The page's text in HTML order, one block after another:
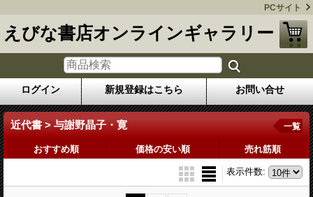
PCサイト
えびな書店オンラインギャラリー
ログイン 新規登録はこちら お問い合せ
近代書 > 与謝野晶子・寛 一覧
おすすめ順 価格の安い順 売れ筋順
表示件数: